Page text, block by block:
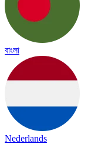
বাংলা
Nederlands